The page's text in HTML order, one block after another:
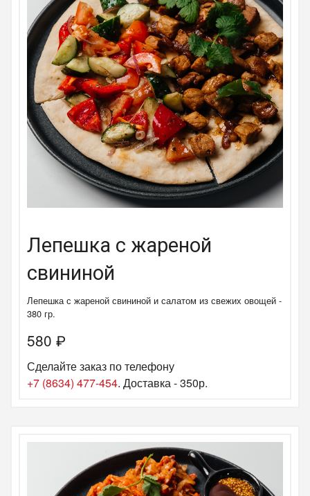
Лепешка с жареной
свининой
Лепешка с жареной свининой и салатом из свежих овощей -
380 гр.
580 ₽
Сделайте заказ по телефону
+7 (8634) 477-454. Доставка - 350р.